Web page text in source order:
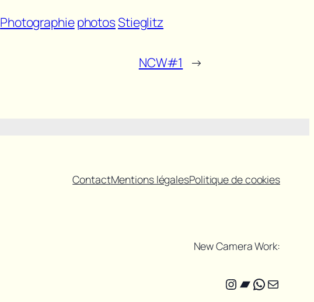
PhotographiephotosStieglitz
NCW#1 →
ContactMentions légalesPolitique de cookies
New Camera Work:
Instagram
Bandcamp
E-mail